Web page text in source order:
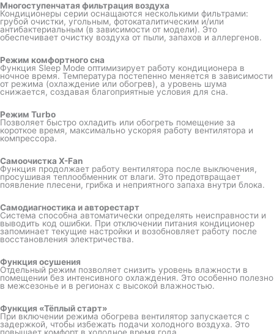
Многоступенчатая фильтрация воздуха
Кондиционеры серии оснащаются несколькими фильтрами:
грубой очистки, угольным, фотокаталитическим и/или
антибактериальным (в зависимости от модели). Это
обеспечивает очистку воздуха от пыли, запахов и аллергенов.
Режим комфортного сна
Функция Sleep Mode оптимизирует работу кондиционера в
ночное время. Температура постепенно меняется в зависимости
от режима (охлаждение или обогрев), а уровень шума
снижается, создавая благоприятные условия для сна.
Режим Turbo
Позволяет быстро охладить или обогреть помещение за
короткое время, максимально ускоряя работу вентилятора и
компрессора.
Самоочистка X-Fan
Функция продолжает работу вентилятора после выключения,
просушивая теплообменник от влаги. Это предотвращает
появление плесени, грибка и неприятного запаха внутри блока.
Самодиагностика и авторестарт
Система способна автоматически определять неисправности и
выводить код ошибки. При отключении питания кондиционер
запоминает текущие настройки и возобновляет работу после
восстановления электричества.
Функция осушения
Отдельный режим позволяет снизить уровень влажности в
помещении без интенсивного охлаждения. Это особенно полезно
в межсезонье и в регионах с высокой влажностью.
Функция «Тёплый старт»
При включении режима обогрева вентилятор запускается с
задержкой, чтобы избежать подачи холодного воздуха. Это
повышает комфорт в холодное время года.